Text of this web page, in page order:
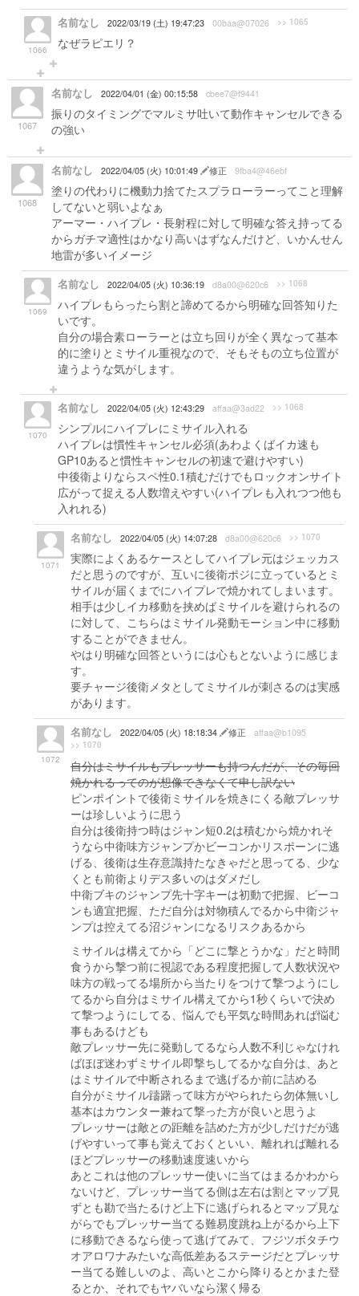
1066
名前なし 2022/03/19 (土) 19:47:23 00baa@07026 >> 1065
なぜラピエリ？
1067
名前なし 2022/04/01 (金) 00:15:58 cbee7@f9441
振りのタイミングでマルミサ吐いて動作キャンセルできる
の強い
1068
名前なし 2022/04/05 (火) 10:01:49 修正 9fba4@46ebf
塗りの代わりに機動力捨てたスプラローラーってこと理解
してないと弱いよなぁ
アーマー・ハイプレ・長射程に対して明確な答え持ってる
からガチマ適性はかなり高いはずなんだけど、いかんせん
地雷が多いイメージ
1069
名前なし 2022/04/05 (火) 10:36:19 d8a00@620c6 >> 1068
ハイプレもらったら割と諦めてるから明確な回答知りた
いです。
自分の場合素ローラーとは立ち回りが全く異なって基本
的に塗りとミサイル重視なので、そもそもの立ち位置が
違うような気がします。
1070
名前なし 2022/04/05 (火) 12:43:29 affaa@3ad22 >> 1068
シンプルにハイプレにミサイル入れる
ハイプレは慣性キャンセル必須(あわよくばイカ速も
GP10あると慣性キャンセルの初速で避けやすい)
中後衛よりならスペ性0.1積むだけでもロックオンサイト
広がって捉える人数増えやすい(ハイプレも入れつつ他も
入れれる)
1071
名前なし 2022/04/05 (火) 14:07:28 d8a00@620c6 >> 1070
実際によくあるケースとしてハイプレ元はジェッカス
だと思うのですが、互いに後衛ポジに立っているとミ
サイルが届くまでにハイプレで焼かれてしまいます。
相手は少しイカ移動を挟めばミサイルを避けられるの
に対して、こちらはミサイル発動モーション中に移動
することができません。
やはり明確な回答というには心もとないように感じま
す。
要チャージ後衛メタとしてミサイルが刺さるのは実感
があります。
1072
名前なし 2022/04/05 (火) 18:18:34 修正 affaa@b1095
>> 1070
自分はミサイルもプレッサーも持つんだが、その毎回
焼かれるってのが想像できなくて申し訳ない
ピンポイントで後衛ミサイルを焼きにくる敵プレッサ
ーは珍しいように思う
自分は後衛持つ時はジャン短0.2は積むから焼かれそ
うなら中衛味方ジャンプかビーコンかリスポーンに逃
げる、後衛は生存意識持たなきゃだと思ってる、少な
くとも前衛よりデス多いのはダメだし
中衛ブキのジャンプ先十字キーは初動で把握、ビーコ
ンも適宜把握、ただ自分は対物積んでるから中衛ジャ
ンプは控えてる沼ジャンになるリスクあるから
ミサイルは構えてから「どこに撃とうかな」だと時間
食うから撃つ前に視認である程度把握して人数状況や
味方の戦ってる場所から当たりをつけて撃つようにし
てるから自分はミサイル構えてから1秒くらいで決め
て撃つようにしてる、悩んでも平気な時間あれば悩む
事もあるけども
敵プレッサー先に発動してるなら人数不利じゃなけれ
ばほぼ迷わずミサイル即撃ちしてるかな自分は、あと
はミサイルで中断されるまで逃げるか前に詰める
自分がミサイル躊躇って味方がやられたら勿体無いし
基本はカウンター兼ねて撃った方が良いと思うよ
プレッサーは敵との距離を詰めた方が少しだけだが逃
げやすいって事も覚えておくといい、離れれば離れる
ほどプレッサーの移動速度速いから
あとこれは他のプレッサー使いに当てはまるかわから
ないけど、プレッサー当てる側は左右は割とマップ見
ずとも勘で当たるけど上下に逃げられるとマップ見な
がらでもプレッサー当てる難易度跳ね上がるから上下
に移動できるなら使って逃げてみて、フジツボタチウ
オアロワナみたいな高低差あるステージだとプレッサ
ー当てる難しいのよ、高いとこから降りるとかまた登
るとか、それでもヤバいなら潔く帰る